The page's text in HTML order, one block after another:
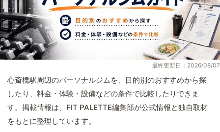
最終更新日：2026/08/07
心斎橋駅周辺のパーソナルジムを、目的別のおすすめから探
したり、料金・体験・設備などの条件で比較したりできま
す。掲載情報は、FIT PALETTE編集部が公式情報と独自取材
をもとに整理しています。